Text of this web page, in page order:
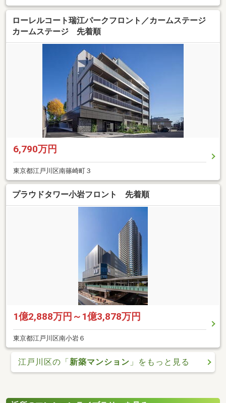
ローレルコート瑞江パークフロント／カームステージ
カームステージ 先着順
6,790万円
東京都江戸川区南篠崎町３
プラウドタワー小岩フロント 先着順
1億2,888万円～1億3,878万円
東京都江戸川区南小岩６
江戸川区の「新築マンション 」をもっと見る